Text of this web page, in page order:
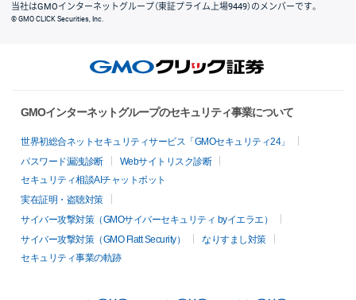
当社はGMOインターネットグループ（東証プライム上場9449）のメンバーです。
© GMO CLICK Securities, Inc.
GMOインターネットグループのセキュリティ事業について
世界初総合ネットセキュリティサービス「GMOセキュリティ24」
パスワード漏洩診断
Webサイトリスク診断
セキュリティ相談AIチャットボット
実在証明・盗聴対策
サイバー攻撃対策（GMOサイバーセキュリティ byイエラエ）
サイバー攻撃対策（GMO Flatt Security）
なりすまし対策
セキュリティ事業の軌跡